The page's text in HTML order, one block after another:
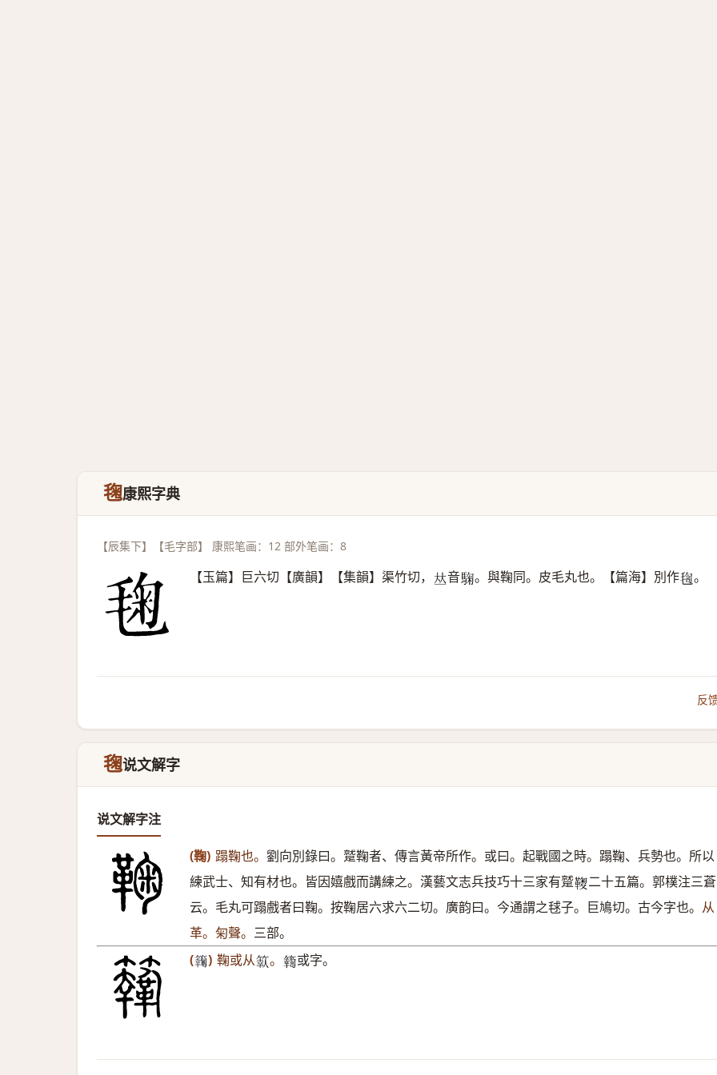
毱康熙字典
【辰集下】【毛字部】 康熙笔画：12 部外笔画：8
【玉篇】巨六切【廣韻】【集韻】渠竹切， 𠀤音𩣽 。與鞠同。皮毛丸也。【篇海】別作𣮴 。
反
毱说文解字
说文解字注
(鞠) 蹋鞠也。 劉向別錄曰。蹵鞠者、傳言黃帝所作。或曰。起戰國之時。蹋鞠、兵勢也。所以
練武士、知有材也。皆因嬉戲而講練之。漢藝文志兵技巧十三家有蹵𩌽 二十五篇。郭樸注三蒼
云。毛丸可蹋戲者曰鞠。按鞠居六求六二切。廣韵曰。今通謂之毬子。巨鳩切。古今字也。 从
革。匊聲。 三部。
(𩍸 ) 鞠或从𥱩 。 𥷚 或字。